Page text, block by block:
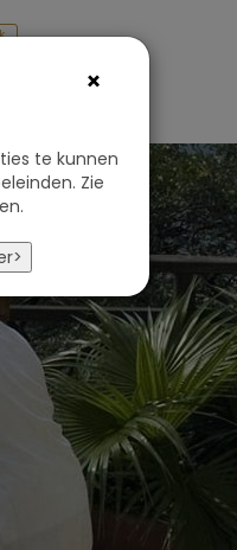
Over ons
×
te kunnen
Zie